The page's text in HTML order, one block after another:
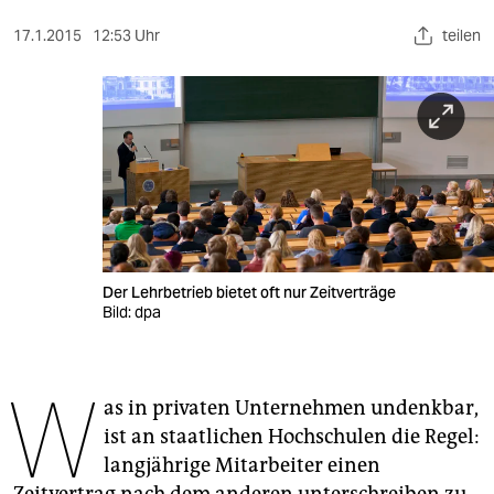
berlin
wahrheit
veranstaltungen
unterstützen
abo
genossenschaft
17.1.2015 12:53 Uhr teilen
Der Lehrbetrieb bietet oft nur Zeitverträge
Bild: dpa
W as in privaten Unternehmen undenkbar,
ist an staatlichen Hochschulen die Regel:
langjährige Mitarbeiter einen